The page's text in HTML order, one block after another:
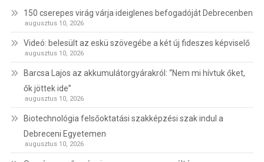
150 cserepes virág várja ideiglenes befogadóját Debrecenben
augusztus 10, 2026
Videó: belesült az eskü szövegébe a két új fideszes képviselő
augusztus 10, 2026
Barcsa Lajos az akkumulátorgyárakról: “Nem mi hívtuk őket,
ők jöttek ide”
augusztus 10, 2026
Biotechnológia felsőoktatási szakképzési szak indul a
Debreceni Egyetemen
augusztus 10, 2026